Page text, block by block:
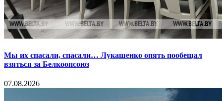
Мы их спасали, спасали… Лукашенко опять пообещал
взяться за Белкоопсоюз
07.08.2026